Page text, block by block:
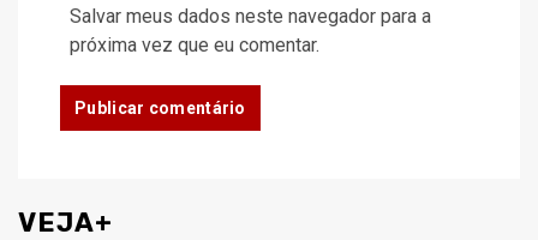
Salvar meus dados neste navegador para a
próxima vez que eu comentar.
VEJA+